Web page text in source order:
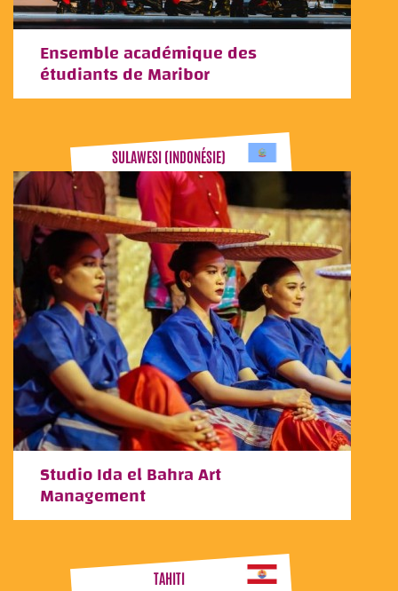
Ensemble académique des
étudiants de Maribor
Studio Ida el Bahra Art
Management
SULAWESI (INDONÉSIE)
TAHITI